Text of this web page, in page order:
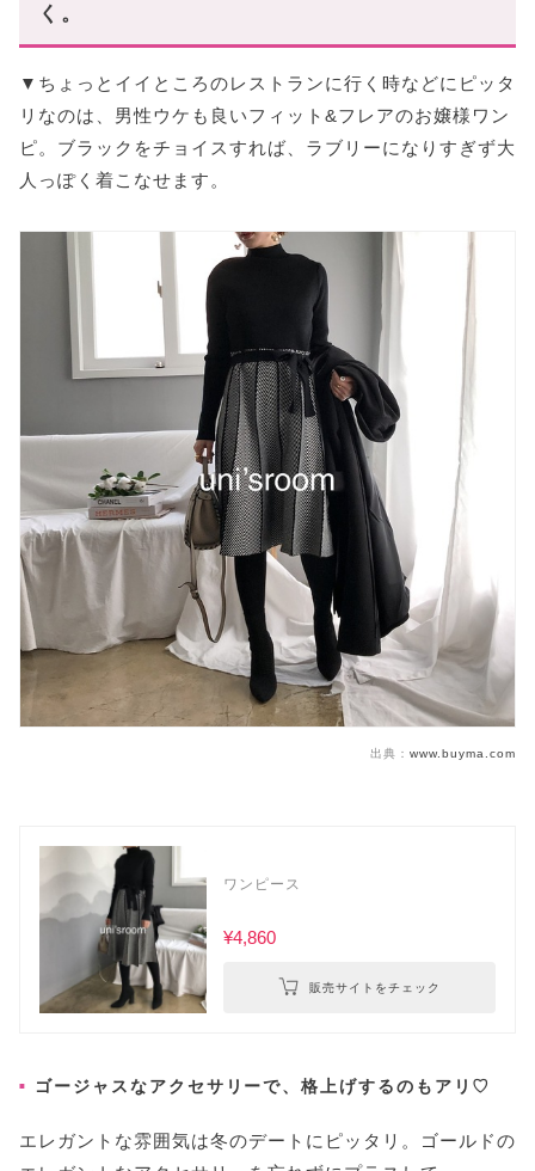
く。
▼ちょっとイイところのレストランに行く時などにピッタ
リなのは、男性ウケも良いフィット&フレアのお嬢様ワン
ピ。ブラックをチョイスすれば、ラブリーになりすぎず大
人っぽく着こなせます。
出典： www.buyma.com
ワンピース
¥4,860
販売サイトをチェック
ゴージャスなアクセサリーで、格上げするのもアリ♡
エレガントな雰囲気は冬のデートにピッタリ。ゴールドの